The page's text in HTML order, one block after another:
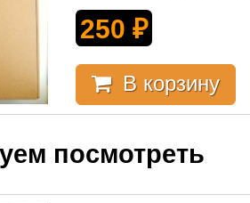
250 ₽
В корзину
посмотреть